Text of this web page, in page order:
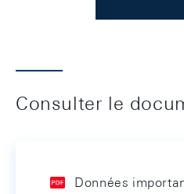
Consulter le
Données